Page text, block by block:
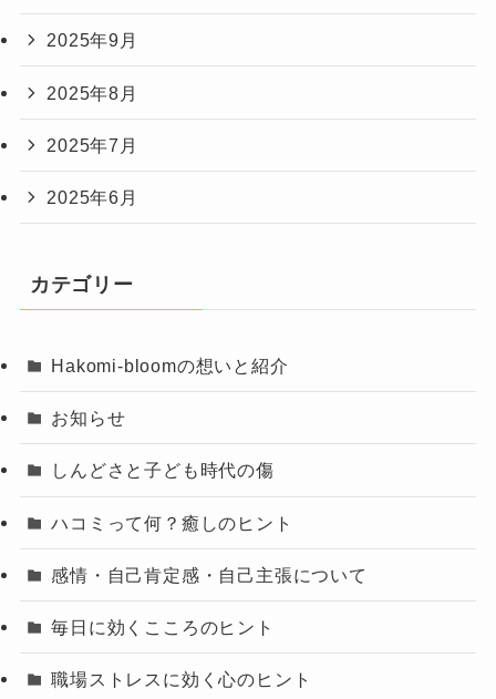
2025年9月
2025年8月
2025年7月
2025年6月
カテゴリー
Hakomi-bloomの想いと紹介
お知らせ
しんどさと子ども時代の傷
ハコミって何？癒しのヒント
感情・自己肯定感・自己主張について
毎日に効くこころのヒント
職場ストレスに効く心のヒント